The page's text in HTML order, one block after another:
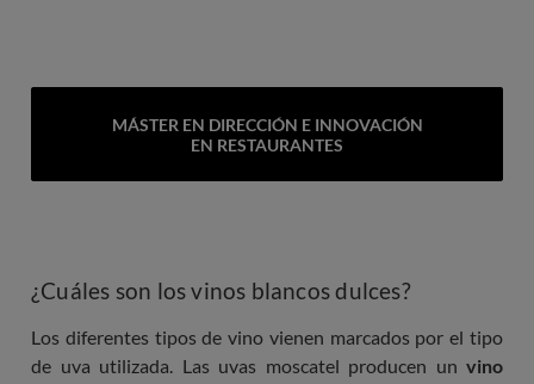
MÁSTER EN DIRECCIÓN E INNOVACIÓN
EN RESTAURANTES
¿Cuáles son los vinos blancos dulces?
Los diferentes tipos de vino vienen marcados por el tipo
de uva utilizada. Las uvas moscatel producen un vino